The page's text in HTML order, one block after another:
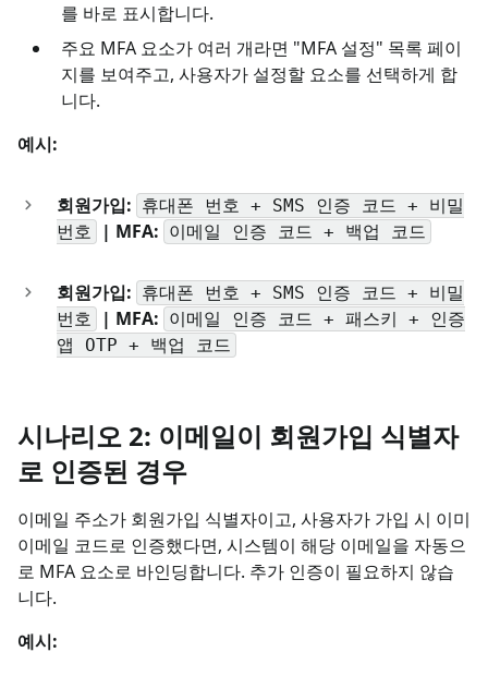
를 바로 표시합니다.
주요 MFA 요소가 여러 개라면 "MFA 설정" 목록 페이
지를 보여주고, 사용자가 설정할 요소를 선택하게 합
니다.
예시:
회원가입: 휴대폰 번호 + SMS 인증 코드 + 비밀
번호
| MFA: 이메일 인증 코드 + 백업 코드
회원가입: 휴대폰 번호 + SMS 인증 코드 + 비밀
번호
| MFA: 이메일 인증 코드 + 패스키 + 인증
앱 OTP + 백업 코드
시나리오 2: 이메일이 회원가입 식별자
로 인증된 경우
이메일 주소가 회원가입 식별자이고, 사용자가 가입 시 이미
이메일 코드로 인증했다면, 시스템이 해당 이메일을 자동으
로 MFA 요소로 바인딩합니다. 추가 인증이 필요하지 않습
니다.
예시: